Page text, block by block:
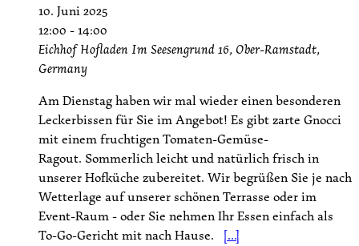
10. Juni 2025
12:00 -14:00
Eichhof Hofladen Im Seesengrund 16, Ober-Ramstadt,
Germany
Am Dienstag haben wir mal wieder einen besonderen
Leckerbissen für Sie im Angebot! Es gibt zarte Gnocci
mit einem fruchtigen Tomaten-Gemüse-
Ragout. Sommerlich leicht und natürlich frisch in
unserer Hofküche zubereitet. Wir begrüßen Sie je nach
Wetterlage auf unserer schönen Terrasse oder im
Event-Raum - oder Sie nehmen Ihr Essen einfach als
To-Go-Gericht mit nach Hause. [...]